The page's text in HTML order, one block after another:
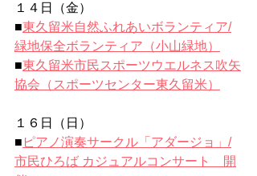
１４日（金）
■東久留米自然ふれあいボランティア/
緑地保全ボランティア（小山緑地）
■東久留米市民スポーツウエルネス吹矢
協会（スポーツセンター東久留米）
１６日（日）
■ ピアノ演奏サークル「アダージョ」/
市民ひろば カジュアルコンサート　開